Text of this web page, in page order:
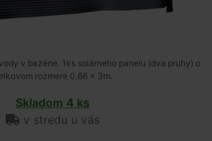
v bazéne. 1ks solárneho panelu (dva pruhy) o
rozmere 0,66 x 3m.
Skladom 4 ks
v stredu u vás